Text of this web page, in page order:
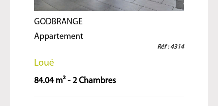
GODBRANGE
Appartement
Réf : 4314
Loué
84.04 m² - 2 Chambres